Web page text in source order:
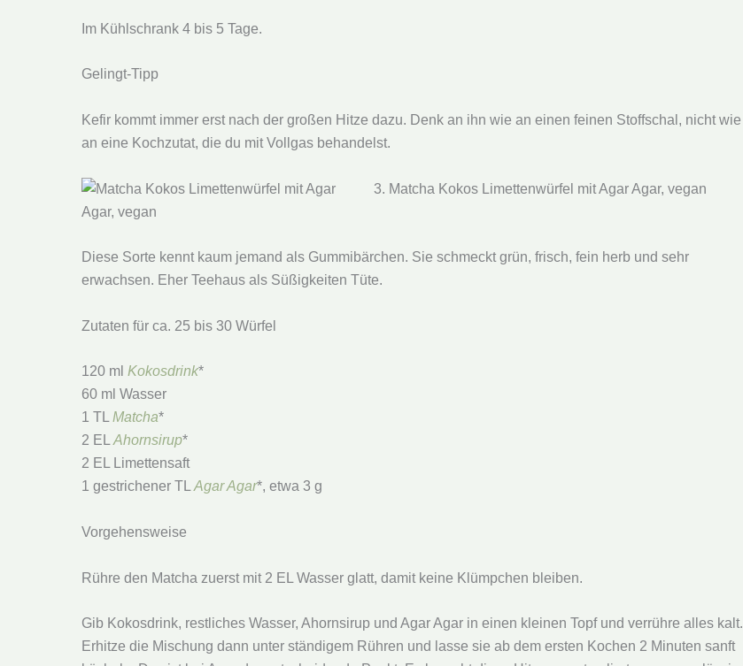
Im Kühlschrank 4 bis 5 Tage.
Gelingt-Tipp
Kefir kommt immer erst nach der großen Hitze dazu. Denk an ihn wie an einen feinen Stoffschal, nicht wie
an eine Kochzutat, die du mit Vollgas behandelst.
3. Matcha Kokos Limettenwürfel mit Agar Agar, vegan
Diese Sorte kennt kaum jemand als Gummibärchen. Sie schmeckt grün, frisch, fein herb und sehr
erwachsen. Eher Teehaus als Süßigkeiten Tüte.
Zutaten für ca. 25 bis 30 Würfel
120 ml Kokosdrink*
60 ml Wasser
1 TL Matcha*
2 EL Ahornsirup*
2 EL Limettensaft
1 gestrichener TL Agar Agar*, etwa 3 g
Vorgehensweise
Rühre den Matcha zuerst mit 2 EL Wasser glatt, damit keine Klümpchen bleiben.
Gib Kokosdrink, restliches Wasser, Ahornsirup und Agar Agar in einen kleinen Topf und verrühre alles kalt.
Erhitze die Mischung dann unter ständigem Rühren und lasse sie ab dem ersten Kochen 2 Minuten sanft